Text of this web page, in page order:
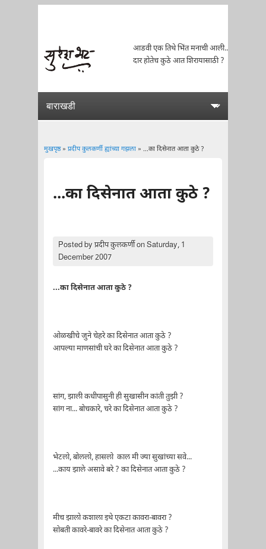
आडवी एक तिथे भिंत मनाची आली..
दार होतेच कुठे आत शिरायासाठी ?
मुखपृष्ठ» प्रदीप कुलकर्णी ह्यांच्या गझला» ...का दिसेनात आता कुठे ?
...का दिसेनात आता कुठे ?
Posted byप्रदीप कुलकर्णीon Saturday, 1
December 2007
...का दिसेनात आता कुठे ?
ओळखीचे जुने चेहरे का दिसेनात आता कुठे ?
आपल्या माणसांची घरे का दिसेनात आता कुठे ?
सांग, झाली कधीपासुनी ही सुखासीन कांती तुझी ?
सांग ना... बोचकारे, चरे का दिसेनात आता कुठे ?
भेटलो, बोललो, हासलो काल मी ज्या सुखांच्या सवे...
...काय झाले असावे बरे ? का दिसेनात आता कुठे ?
मीच झालो कशाला इथे एकटा कावरा-बावरा ?
सोबती कावरे-बावरे का दिसेनात आता कुठे ?